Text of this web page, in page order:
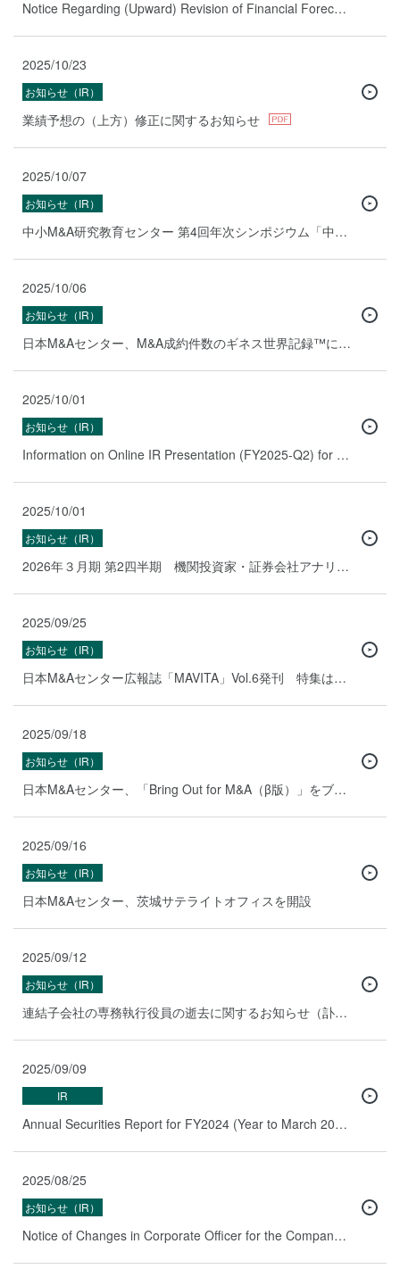
Notice Regarding (Upward) Revision of Financial Forecasts
2025/10/23
お知らせ（IR）
業績予想の（上方）修正に関するお知らせ
2025/10/07
お知らせ（IR）
中小M&A研究教育センター 第4回年次シンポジウム「中小M&A取引に関する研究報告～本格化するアカデミックと実務の融合～」 11月11日（火）京都大学 吉田キャンパス 京大MBA＆神戸大MAREC 共同開催
2025/10/06
お知らせ（IR）
日本M&Aセンター、M&A成約件数のギネス世界記録™に5年連続で認定
2025/10/01
お知らせ（IR）
Information on Online IR Presentation (FY2025-Q2) for Institutional Investors and Analysts
2025/10/01
お知らせ（IR）
2026年３月期 第2四半期 機関投資家・証券会社アナリスト向けオンライン決算説明会のお知らせ
2025/09/25
お知らせ（IR）
日本M&Aセンター広報誌「MAVITA」Vol.6発刊 特集は「M&Aプロセス裏側徹底解剖」
2025/09/18
お知らせ（IR）
日本M&Aセンター、「Bring Out for M&A（β版）」をブリングアウトと共同開発 ― 対話データを起点に、M&A提案の質と業務連携を再構築。 日本M&Aセンターで共同開発を推進し、M&AのDX化を目指す ―
2025/09/16
お知らせ（IR）
日本M&Aセンター、茨城サテライトオフィスを開設
2025/09/12
お知らせ（IR）
連結子会社の専務執行役員の逝去に関するお知らせ（訃報）
2025/09/09
IR
Annual Securities Report for FY2024 (Year to March 2025)
2025/08/25
お知らせ（IR）
Notice of Changes in Corporate Officer for the Company and its Consolidated Subsidiary